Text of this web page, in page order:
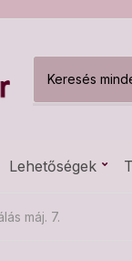
a
g
y
Lehetőségek
máj. 7.